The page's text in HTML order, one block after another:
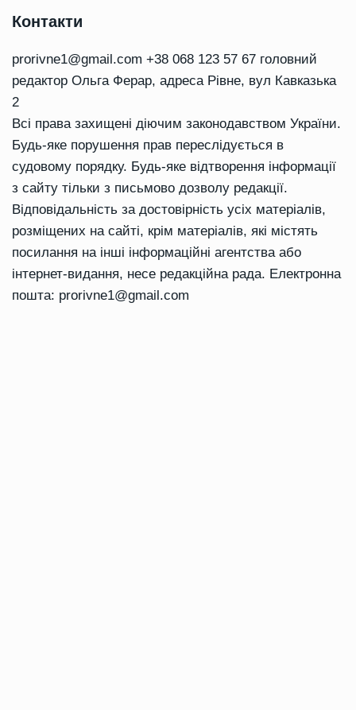
Контакти
prorivne1@gmail.com +38 068 123 57 67 головний
редактор Ольга Ферар, адреса Рівне, вул Кавказька
2
Всі права захищені діючим законодавством України.
Будь-яке порушення прав переслідується в
судовому порядку. Будь-яке відтворення інформації
з сайту тільки з письмово дозволу редакції.
Відповідальність за достовірність усіх матеріалів,
розміщених на сайті, крім матеріалів, які містять
посилання на інші інформаційні агентства або
інтернет-видання, несе редакційна рада. Електронна
пошта: prorivne1@gmail.com